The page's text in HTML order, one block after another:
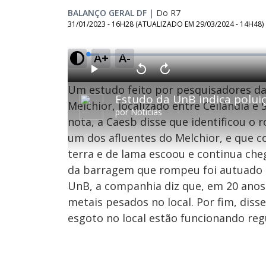
BALANÇO GERAL DF | Do R7
31/01/2023 - 16H28 (ATUALIZADO EM 29/03/2024 - 14H48)
A+ A-
porNotícias
P
l
a
y
V
o
l
t
a
r
1
0
s
g
u
d
s
A
v
a
n
ç
a
1
0
s
e
g
n
o
s
M
u
L
o
a
d
e
:
.
6
%
Um estudo feito por pesquisadores
Melchior, localizado entre Ceilândia e
nota, a Caesb disse que identificou o
um dos afluentes do Melchior, e que
terra e de lama escoou e continua
da barragem que rompeu foi
UnB, a companhia diz que, em 20
metais pesados no local. Por fim,
esgoto no local estão funcionando